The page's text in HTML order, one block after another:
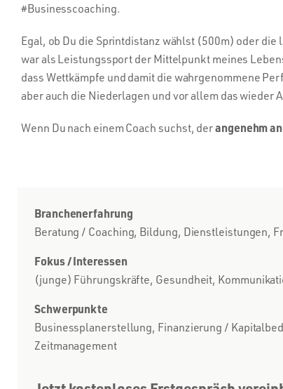
#Businesscoaching.
Egal, ob Du die Sprintdistanz wählst (500m) oder
war als Leistungssport der Mittelpunkt meines
dass Wettkämpfe und damit die wahrgenommene
aber auch die Niederlagen und vor allem das wieder
Wenn Du nach einem Coach suchst, derangenehm
Branchenerfahrung
Beratung / Coaching, Bildung, Dienstleistungen,
Fokus / Interessen
(junge) Führungskräfte, Gesundheit,
Schwerpunkte
Businessplanerstellung, Finanzierung /
Zeitmanagement